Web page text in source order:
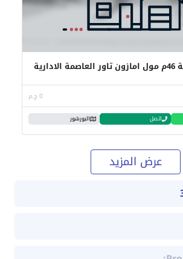
محل للبيع مشاحة 46م مول امازون تاور العاصمة الادارية
0 ج.م
اتصل البورشور
عرض المزيد